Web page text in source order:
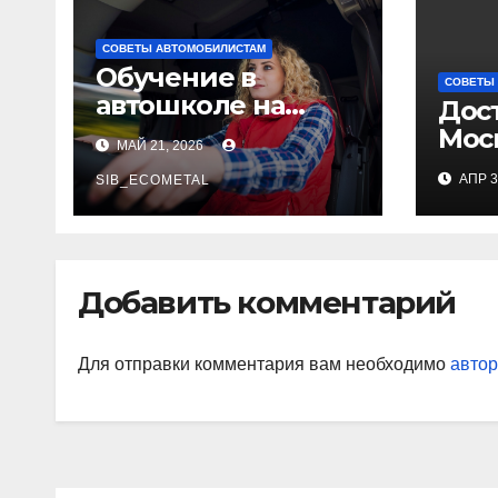
СОВЕТЫ АВТОМОБИЛИСТАМ
Обучение в
автошколе на
категорию С:
полное
руководство
МАЙ 21, 2026
SIB_ECOMETAL
СОВЕТЫ
АПР
Добавить комментарий
Для отправки комментария вам необходимо